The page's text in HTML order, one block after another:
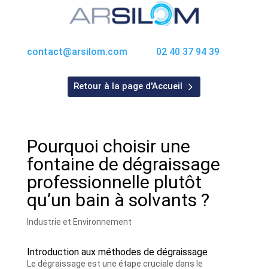
contact@arsilom.com 02 40 37 94 39
Retour à la page d'Accueil
Pourquoi choisir une
fontaine de dégraissage
professionnelle plutôt
qu’un bain à solvants ?
Industrie et Environnement
Introduction aux méthodes de dégraissage
Le dégraissage est une étape cruciale dans le